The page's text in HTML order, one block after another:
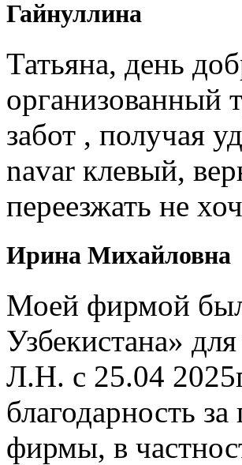
Гайнуллина
Татьяна, день
организованный
забот , получая
navar клевый,
переезжать не
Ирина Михайловна
Моей фирмой был
Узбекистана»
Л.Н. с 25.04
благодарность
фирмы, в